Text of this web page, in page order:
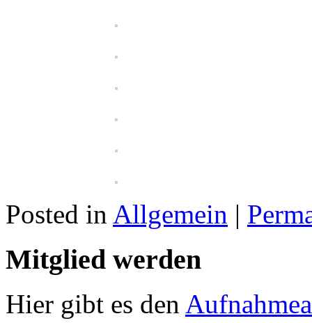
Posted in Allgemein |
Mitglied werden
Hier gibt es den